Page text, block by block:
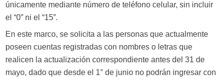
únicamente mediante número de teléfono celular, sin incluir
el “0” ni el “15”.
En este marco, se solicita a las personas que actualmente
poseen cuentas registradas con nombres o letras que
realicen la actualización correspondiente antes del 31 de
mayo, dado que desde el 1° de junio no podrán ingresar con